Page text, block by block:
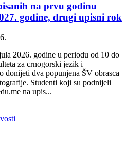
na prvu godinu
godine, drugi upisni rok
2026. godine u periodu od 10 do
za crnogorski jezik i
donijeti dva popunjena ŠV obrasca
Studenti koji su podnijeli
na upis...